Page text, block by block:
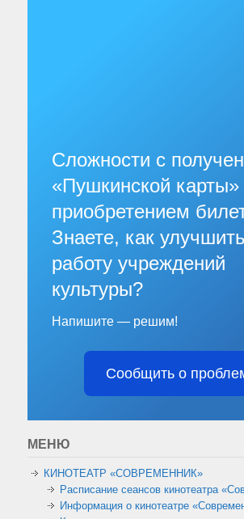
Сложности с
«Пушкинской карты»
приобретением
Знаете, как улучшить
работу учреждений
культуры?
Напишите — решим!
Сообщить о
МЕНЮ
КИНОТЕАТР «СОВРЕМЕННИК»
Расписание сеансов кинотеатра
Информация о кинотеатре